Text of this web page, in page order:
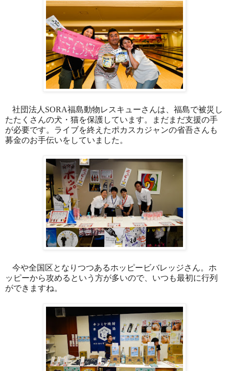
社団法人 SORA福島動物レスキューさんは、福島で被災し
たたくさんの犬・猫を保護しています。まだまだ支援の手
が必要です。ライブを終えたポカスカジャンの省吾さんも
募金のお手伝いをしていました。
今や全国区となりつつあるホッピービバレッジさん。ホ
ッピーから攻めるという方が多いので、いつも最初に行列
ができますね。